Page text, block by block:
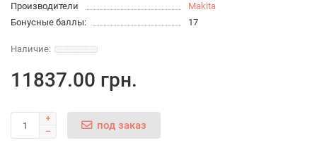
Производители
Makita
Бонусные баллы:
17
11837.00 грн.
под заказ